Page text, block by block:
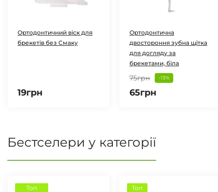
Ортодонтичний віск для
брекетів без Смаку
19грн
Ортодонтична
двостороння зубна щітка
для догляду за
брекетами, біла
75грн -13%
65грн
Бестселери у категорії
Топ
Топ